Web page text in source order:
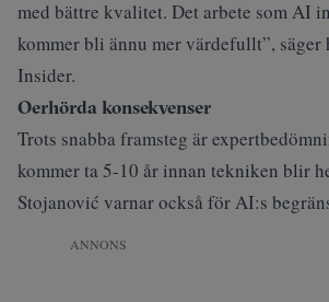
med bättre kvalitet. Det arbete som AI
kommer bli ännu mer värdefullt”, säger
Insider.
Oerhörda konsekvenser
Trots snabba framsteg är
kommer ta 5-10 år innan tekniken blir
Stojanović varnar också för AI:s
ANNONS